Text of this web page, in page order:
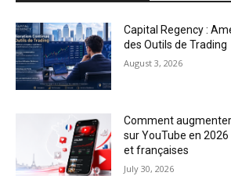
Capital Regency :
des Outils de Trading
August 3, 2026
Comment
sur YouTube en 2026
et françaises
July 30, 2026